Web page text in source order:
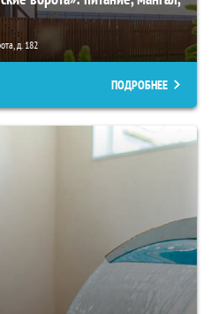
д. 182
ПОДРОБНЕЕ